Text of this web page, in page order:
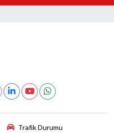
Trafik Durumu